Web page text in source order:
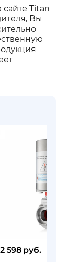
сайте Titan
Вы
598 руб.